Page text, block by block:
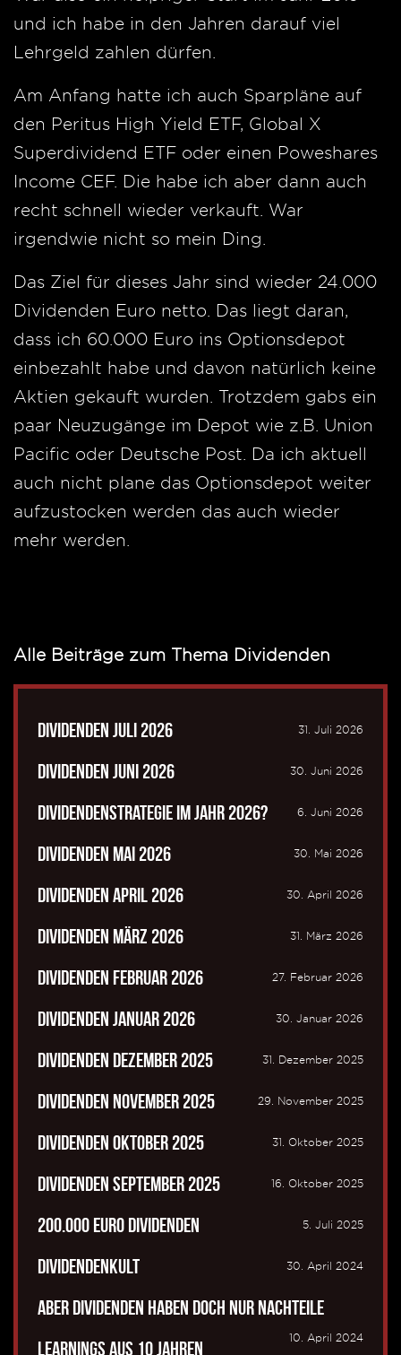
und ich habe in den Jahren darauf viel
Lehrgeld zahlen dürfen.
Am Anfang hatte ich auch Sparpläne auf
den Peritus High Yield ETF, Global X
Superdividend ETF oder einen Poweshares
Income CEF. Die habe ich aber dann auch
recht schnell wieder verkauft. War
irgendwie nicht so mein Ding.
Das Ziel für dieses Jahr sind wieder 24.000
Dividenden Euro netto. Das liegt daran,
dass ich 60.000 Euro ins Optionsdepot
einbezahlt habe und davon natürlich keine
Aktien gekauft wurden. Trotzdem gabs ein
paar Neuzugänge im Depot wie z.B. Union
Pacific oder Deutsche Post. Da ich aktuell
auch nicht plane das Optionsdepot weiter
aufzustocken werden das auch wieder
mehr werden.
Alle Beiträge zum Thema Dividenden
Dividenden Juli 2026 31. Juli 2026
Dividenden Juni 2026 30. Juni 2026
Dividendenstrategie im Jahr 2026? 6. Juni 2026
Dividenden Mai 2026 30. Mai 2026
Dividenden April 2026 30. April 2026
Dividenden März 2026 31. März 2026
Dividenden Februar 2026 27. Februar 2026
Dividenden Januar 2026 30. Januar 2026
Dividenden Dezember 2025 31. Dezember 2025
Dividenden November 2025 29. November 2025
Dividenden Oktober 2025 31. Oktober 2025
Dividenden September 2025 16. Oktober 2025
200.000 Euro Dividenden 5. Juli 2025
Dividendenkult 30. April 2024
Aber Dividenden haben doch nur Nachteile
10. April 2024
Learnings aus 10 Jahren